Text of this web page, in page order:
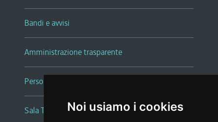
Noi usiamo i cookies
Bandi e avvisi
Amministrazione trasparente
Persone e Uffici
Sala Tiziano Tessitori